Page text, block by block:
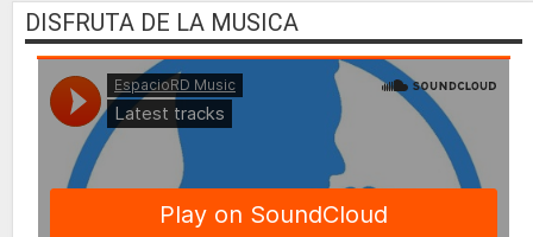
DISFRUTA DE LA MUSICA